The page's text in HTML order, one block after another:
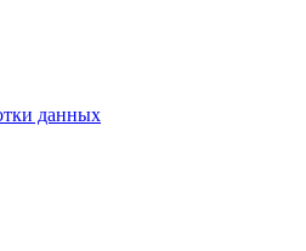
данных